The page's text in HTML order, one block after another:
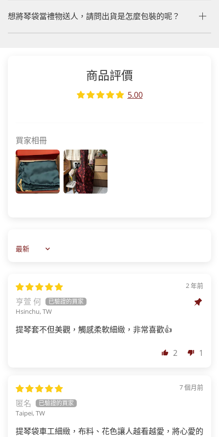
想將琴袋當禮物送人，請問出貨是怎麼包裝的呢？
商品評價
5.00
買家相冊
Sort by
2 年前
亨萱 何
Hsinchu, TW
提琴套不但美觀，觸感柔軟細緻，非常喜歡👍
2 1
7 個月前
匿名
Taipei, TW
提琴袋車工細緻，布料、花色讓人越看越愛，將心愛的